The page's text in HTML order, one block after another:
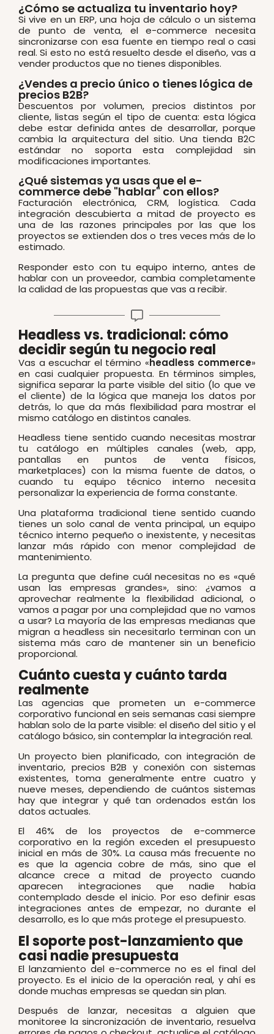
¿Cómo se actualiza tu inventario hoy?
Si vive en un ERP, una hoja de cálculo o un sistema
de punto de venta, el e-commerce necesita
sincronizarse con esa fuente en tiempo real o casi
real. Si esto no está resuelto desde el diseño, vas a
vender productos que no tienes disponibles.
¿Vendes a precio único o tienes lógica de
precios B2B?
Descuentos por volumen, precios distintos por
cliente, listas según el tipo de cuenta: esta lógica
debe estar definida antes de desarrollar, porque
cambia la arquitectura del sitio. Una tienda B2C
estándar no soporta esta complejidad sin
modificaciones importantes.
¿Qué sistemas ya usas que el e-
commerce debe "hablar" con ellos?
Facturación electrónica, CRM, logística. Cada
integración descubierta a mitad de proyecto es
una de las razones principales por las que los
proyectos se extienden dos o tres veces más de lo
estimado.
Responder esto con tu equipo interno, antes de
hablar con un proveedor, cambia completamente
la calidad de las propuestas que vas a recibir.
Headless vs. tradicional: cómo
decidir según tu negocio real
Vas a escuchar el término «headless commerce»
en casi cualquier propuesta. En términos simples,
significa separar la parte visible del sitio (lo que ve
el cliente) de la lógica que maneja los datos por
detrás, lo que da más flexibilidad para mostrar el
mismo catálogo en distintos canales.
Headless tiene sentido cuando necesitas mostrar
tu catálogo en múltiples canales (web, app,
pantallas en puntos de venta físicos,
marketplaces) con la misma fuente de datos, o
cuando tu equipo técnico interno necesita
personalizar la experiencia de forma constante.
Una plataforma tradicional tiene sentido cuando
tienes un solo canal de venta principal, un equipo
técnico interno pequeño o inexistente, y necesitas
lanzar más rápido con menor complejidad de
mantenimiento.
La pregunta que define cuál necesitas no es «qué
usan las empresas grandes», sino: ¿vamos a
aprovechar realmente la flexibilidad adicional, o
vamos a pagar por una complejidad que no vamos
a usar? La mayoría de las empresas medianas que
migran a headless sin necesitarlo terminan con un
sistema más caro de mantener sin un beneficio
proporcional.
Cuánto cuesta y cuánto tarda
realmente
Las agencias que prometen un e-commerce
corporativo funcional en seis semanas casi siempre
hablan solo de la parte visible: el diseño del sitio y el
catálogo básico, sin contemplar la integración real.
Un proyecto bien planificado, con integración de
inventario, precios B2B y conexión con sistemas
existentes, toma generalmente entre cuatro y
nueve meses, dependiendo de cuántos sistemas
hay que integrar y qué tan ordenados están los
datos actuales.
El 46% de los proyectos de e-commerce
corporativo en la región exceden el presupuesto
inicial en más de 30%. La causa más frecuente no
es que la agencia cobre de más, sino que el
alcance crece a mitad de proyecto cuando
aparecen integraciones que nadie había
contemplado desde el inicio. Por eso definir esas
integraciones antes de empezar, no durante el
desarrollo, es lo que más protege el presupuesto.
El soporte post-lanzamiento que
casi nadie presupuesta
El lanzamiento del e-commerce no es el final del
proyecto. Es el inicio de la operación real, y ahí es
donde muchas empresas se quedan sin plan.
Después de lanzar, necesitas a alguien que
monitoree la sincronización de inventario, resuelva